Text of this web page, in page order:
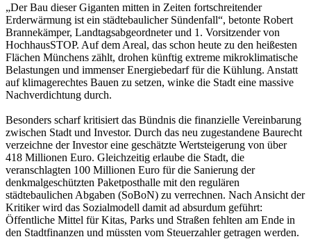
„Der Bau dieser Giganten mitten in Zeiten fortschreitender
Erderwärmung ist ein städtebaulicher Sündenfall“, betonte Robert
Brannekämper, Landtagsabgeordneter und 1. Vorsitzender von
HochhausSTOP. Auf dem Areal, das schon heute zu den heißesten
Flächen Münchens zählt, drohen künftig extreme mikroklimatische
Belastungen und immenser Energiebedarf für die Kühlung. Anstatt
auf klimagerechtes Bauen zu setzen, winke die Stadt eine massive
Nachverdichtung durch.
Besonders scharf kritisiert das Bündnis die finanzielle Vereinbarung
zwischen Stadt und Investor. Durch das neu zugestandene Baurecht
verzeichne der Investor eine geschätzte Wertsteigerung von über
418 Millionen Euro. Gleichzeitig erlaube die Stadt, die
veranschlagten 100 Millionen Euro für die Sanierung der
denkmalgeschützten Paketposthalle mit den regulären
städtebaulichen Abgaben (SoBoN) zu verrechnen. Nach Ansicht der
Kritiker wird das Sozialmodell damit ad absurdum geführt:
Öffentliche Mittel für Kitas, Parks und Straßen fehlten am Ende in
den Stadtfinanzen und müssten vom Steuerzahler getragen werden.